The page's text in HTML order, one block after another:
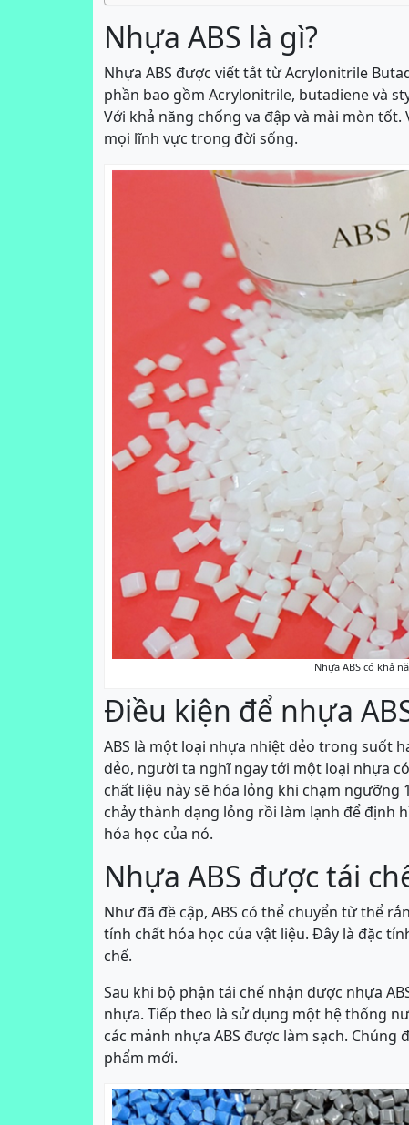
Nhựa ABS là gì?
Nhựa ABS được viết tắt từ Acrylonitrile
phần bao gồm Acrylonitrile, butadiene và
Với khả năng chống va đập và mài mòn
mọi lĩnh vực trong đời sống.
Nhựa ABS có khả
Điều kiện để nhựa
ABS là một loại nhựa nhiệt dẻo trong suốt
dẻo, người ta nghĩ ngay tới một loại nhựa
chất liệu này sẽ hóa lỏng khi chạm ngưỡng
chảy thành dạng lỏng rồi làm lạnh để định
hóa học của nó.
Nhựa ABS được tái
Như đã đề cập, ABS có thể chuyển từ thể
tính chất hóa học của vật liệu. Đây là đặc
chế.
Sau khi bộ phận tái chế nhận được nhựa
nhựa. Tiếp theo là sử dụng một hệ thống
các mảnh nhựa ABS được làm sạch.
phẩm mới.